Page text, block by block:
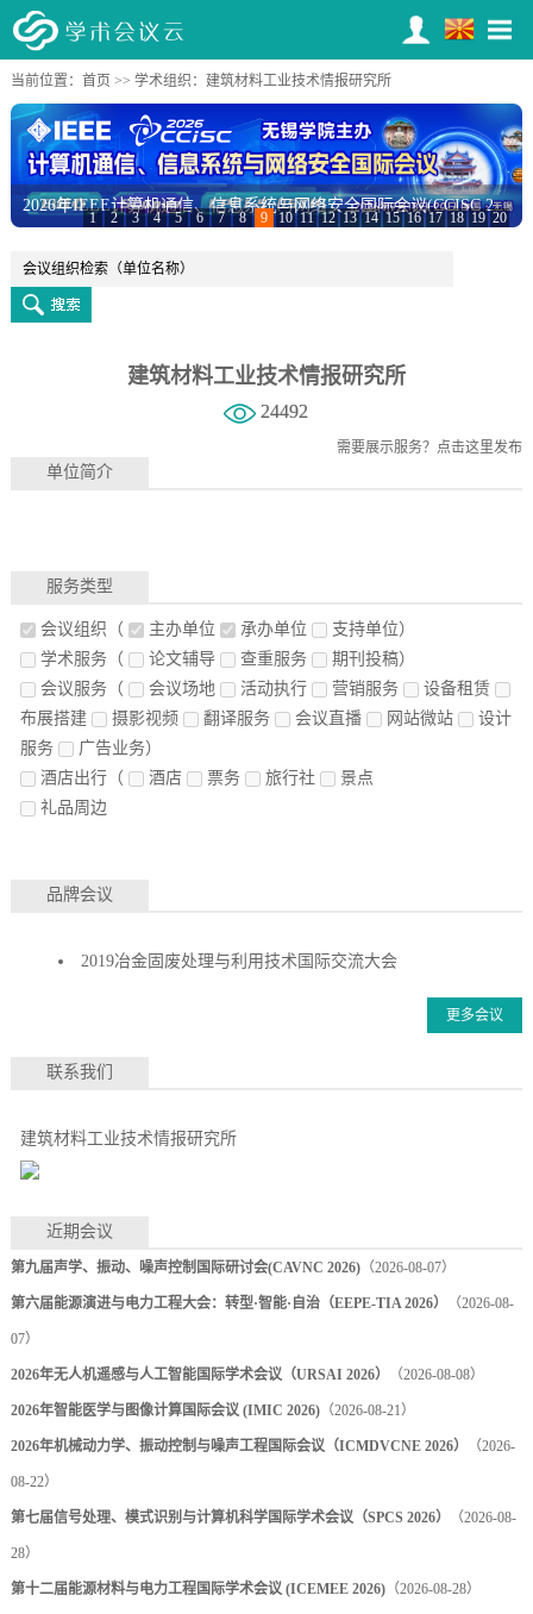
当前位置： 首页 >> 学术组织 ：建筑材料工业技术情报研究所
2026年IEEE计算机通信、信息系统与网络安全国际会议(CCISC 2026)
1 2 3 4 5 6 7 8 9 10 11 12 13 14 15 16 17 18 19 20
建筑材料工业技术情报研究所
24492
需要展示服务？ 点击这里发布
单位简介
服务类型
会议组织 （ 主办单位 承办单位
支持单位）
学术服务（ 论文辅导 查重服务
期刊投稿）
会议服务（ 会议场地 活动执行 营销服务
设备租赁
布展搭建
摄影视频 翻译服务 会议直播 网站微站
设计
服务
广告业务）
酒店出行（ 酒店 票务 旅行社
景点
礼品周边
品牌会议
2019冶金固废处理与利用技术国际交流大会
更多会议
联系我们
建筑材料工业技术情报研究所
近期会议
第九届声学、振动、噪声控制国际研讨会(CAVNC 2026)（2026-08-07）
第六届能源演进与电力工程大会：转型·智能·自治（EEPE-TIA 2026） （2026-08-
07）
2026年无人机遥感与人工智能国际学术会议（URSAI 2026） （2026-08-08）
2026年智能医学与图像计算国际会议 (IMIC 2026)（2026-08-21）
2026年机械动力学、振动控制与噪声工程国际会议（ICMDVCNE 2026） （2026-
08-22）
第七届信号处理、模式识别与计算机科学国际学术会议（SPCS 2026） （2026-08-
28）
第十二届能源材料与电力工程国际学术会议 (ICEMEE 2026)（2026-08-28）